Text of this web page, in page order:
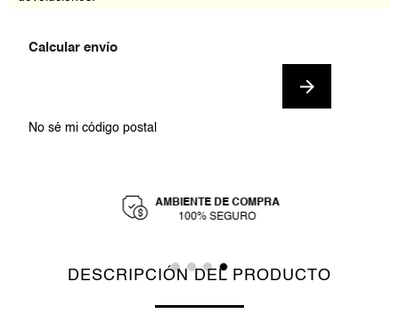
No sé mi código postal
AMBIENTE DE COMPRA
100% SEGURO
DESCRIPCIÓN DEL PRODUCTO